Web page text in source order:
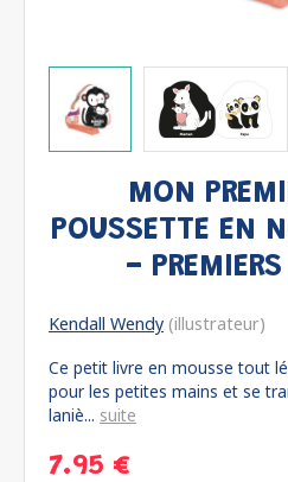
MON
POUSSETTE EN
-
Kendall Wendy (illustrateur)
Ce petit livre en mousse tout
pour les petites mains et se
laniè... suite
7.95 €